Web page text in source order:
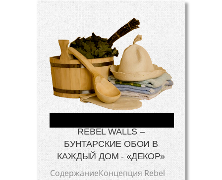
REBEL WALLS –
БУНТАРСКИЕ ОБОИ В
КАЖДЫЙ ДОМ - «ДЕКОР»
СодержаниеКонцепция Rebel